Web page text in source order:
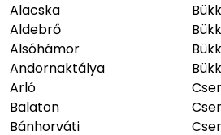
Alacska
Aldebrő
Alsóhámor
Andornaktálya
Arló
Balaton
Bánhorváti